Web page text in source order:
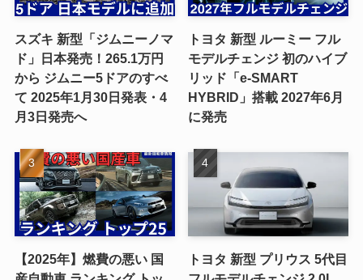
スズキ 新型「ジムニーノマ
ド」日本発売！265.1万円
から ジムニー5ドアのすべ
て 2025年1月30日発表・4
月3日発売へ
トヨタ 新型 ルーミー フル
モデルチェンジ 初のハイブ
リッド「e-SMART
HYBRID」搭載 2027年6月
に発売
【2025年】燃費の悪い 国
トヨタ 新型 プリウス 5代目